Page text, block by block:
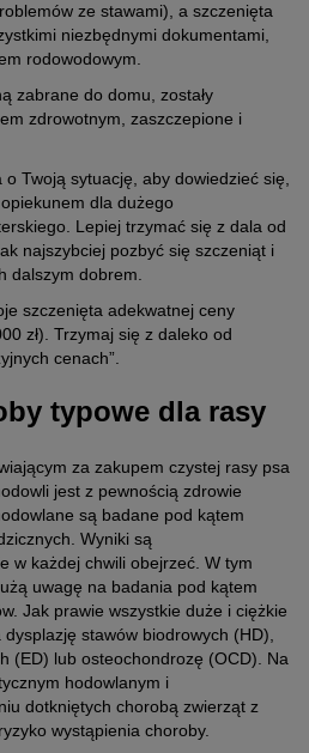
ze stawami), a szczenięta
niezbędnymi dokumentami,
rodowodowym.
zabrane do domu, zostały
zdrowotnym, zaszczepione i
o Twoją sytuację, aby dowiedzieć się,
dla dużego
Lepiej trzymać się z dala od
najszybciej pozbyć się szczeniąt i
dalszym dobrem.
szczenięta adekwatnej ceny
zł). Trzymaj się z daleko od
cenach”.
typowe dla rasy
za zakupem czystej rasy psa
jest z pewnością zdrowie
są badane pod kątem
Wyniki są
w każdej chwili obejrzeć. W tym
uwagę na badania pod kątem
Jak prawie wszystkie duże i ciężkie
stawów biodrowych (HD),
(ED) lub osteochondrozę (OCD). Na
hodowlanym i
dotkniętych chorobą zwierząt z
wystąpienia choroby.